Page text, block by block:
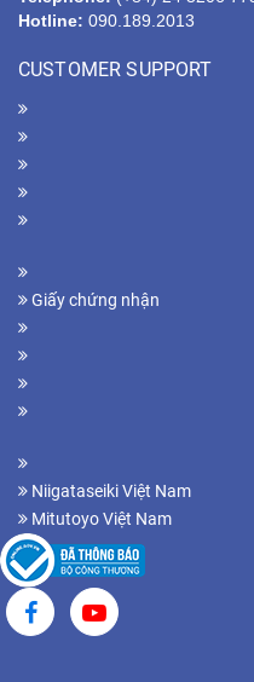
Hotline: 090.189.2013
CUSTOMER SUPPORT
Giấy chứng nhận
Niigataseiki Việt Nam
Mitutoyo Việt Nam